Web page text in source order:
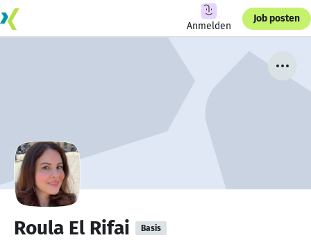
Anmelden
Job posten
Roula El Rifai Basis